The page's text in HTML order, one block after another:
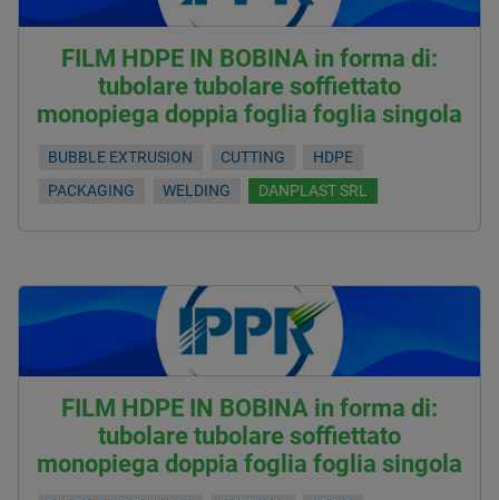
FILM HDPE IN BOBINA in forma di:
tubolare tubolare soffiettato
monopiega doppia foglia foglia singola
BUBBLE EXTRUSION CUTTING
HDPE
PACKAGING
WELDING DANPLAST SRL
FILM HDPE IN BOBINA in forma di:
tubolare tubolare soffiettato
monopiega doppia foglia foglia singola